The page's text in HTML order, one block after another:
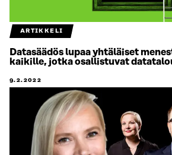
ARTIKKELI
Datasäädös lupaa yhtäläiset
kaikille, jotka osallistuvat
9.2.2022